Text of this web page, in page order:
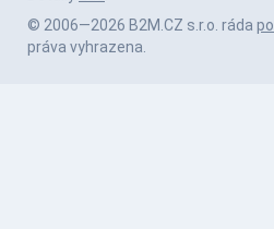
© 2006—2026 B2M.CZ s.r.o. ráda
práva vyhrazena.